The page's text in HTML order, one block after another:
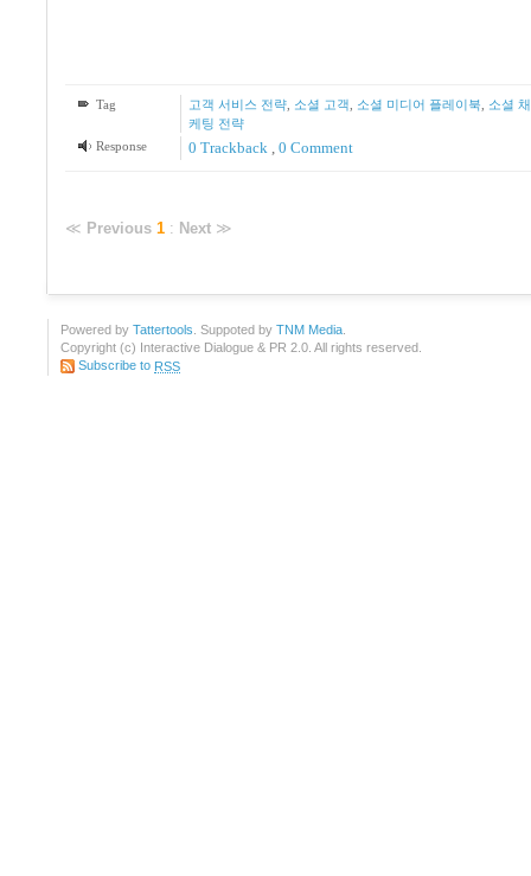
Tag 고객 서비스 전략, 소셜 고객 소셜 미디어 플레이북
소셜
케팅 전략
Response
0 Trackback , 0 Comment
≪ Previous 1 : Next ≫
Powered by Tattertools . Suppoted by TNM Media
Copyright (c) Interactive Dialogue & PR 2.0. All rights reserved.
Subscribe to RSS